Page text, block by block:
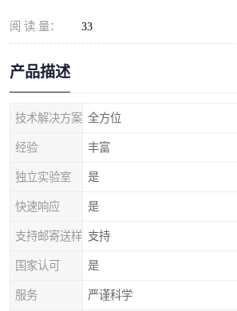
阅 读 量： 33
产品描述
技术解决方案 全方位
经验 丰富
独立实验室 是
快速响应 是
支持邮寄送样 支持
国家认可 是
服务 严谨科学